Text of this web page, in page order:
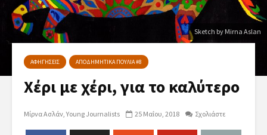
Sketch by Mirna Aslan
ΑΦΗΓΗΣΕΙΣ ΑΠΟΔΗΜΗΤΙΚΑ ΠΟΥΛΙΑ #8
Χέρι με χέρι, για το καλύτερο
Μίρνα Ασλάν Young Journalists 25 Μαΐου, 2018 Σχολιάστε